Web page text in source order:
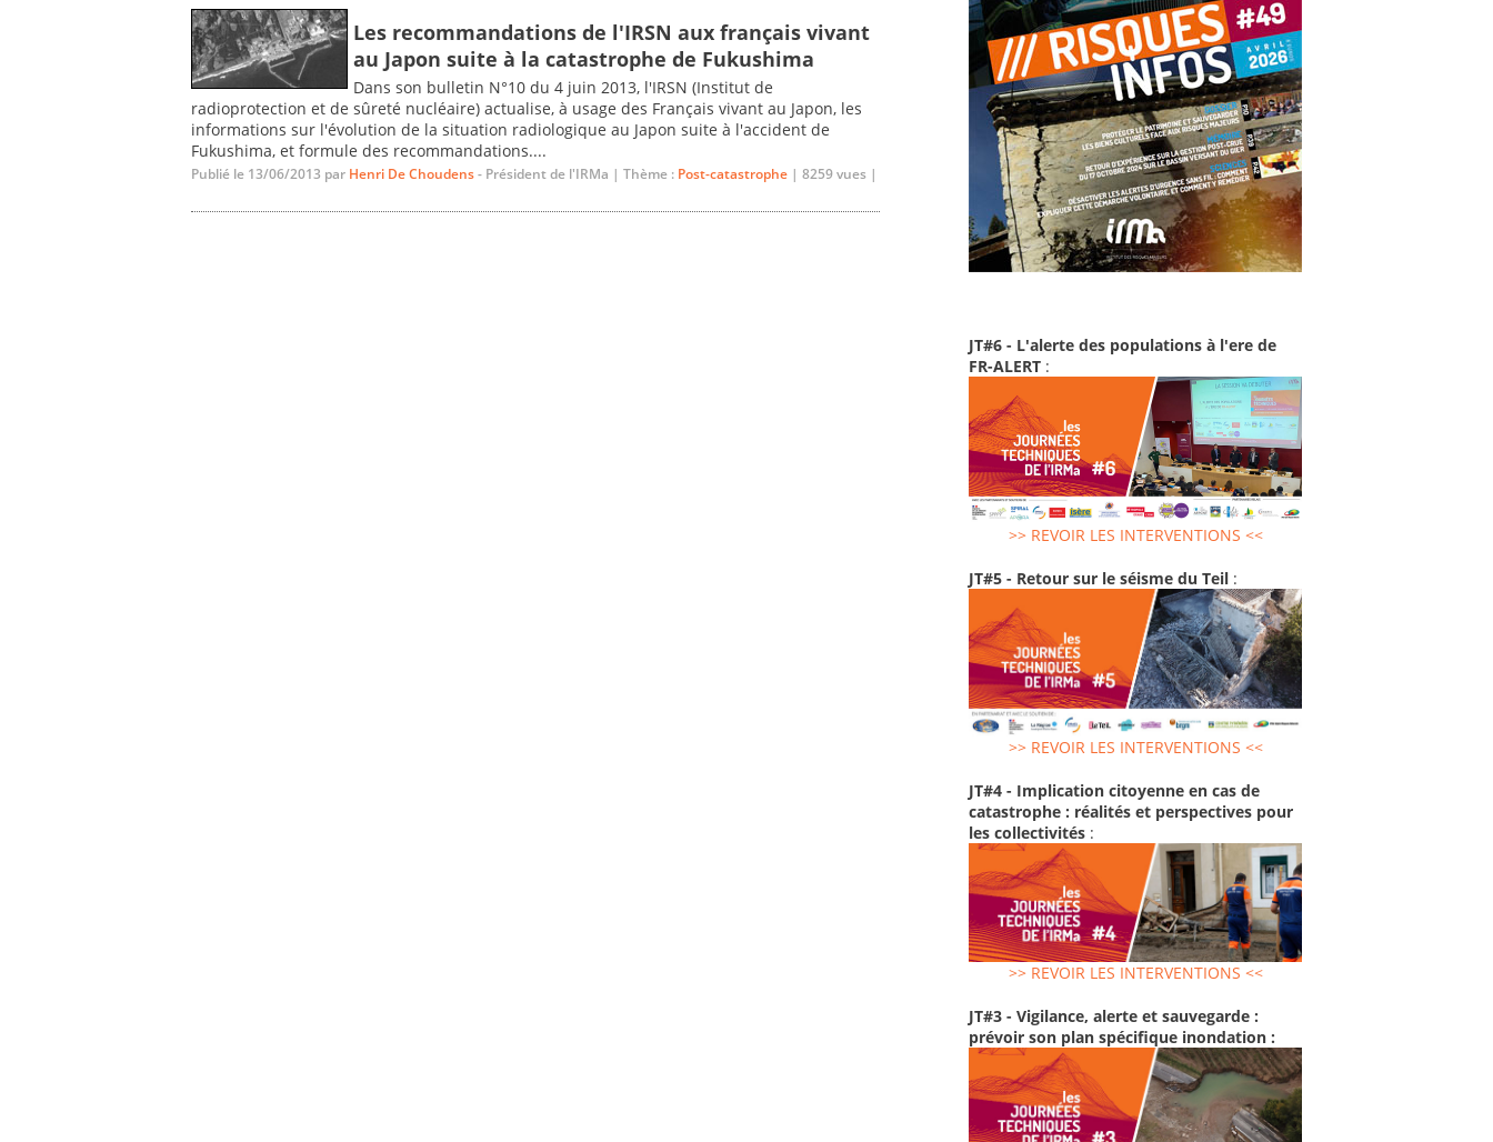
Les recommandations de l'IRSN aux français vivant
au Japon suite à la catastrophe de Fukushima
Dans son bulletin N°10 du 4 juin 2013, l'IRSN (Institut de
radioprotection et de sûreté nucléaire) actualise, à usage des Français vivant au Japon, les
informations sur l'évolution de la situation radiologique au Japon suite à l'accident de
Fukushima, et formule des recommandations....
Publié le 13/06/2013 par Henri De Choudens- Président de l'IRMa | Thème : Post-catastrophe | 8259 vues |
JT#6 - L'alerte des populations à l'ere de
FR-ALERT :
>> REVOIR LES INTERVENTIONS <<
JT#5 - Retour sur le séisme du Teil :
>> REVOIR LES INTERVENTIONS <<
JT#4 - Implication citoyenne en cas de
catastrophe : réalités et perspectives pour
les collectivités :
>> REVOIR LES INTERVENTIONS <<
JT#3 - Vigilance, alerte et sauvegarde :
prévoir son plan spécifique inondation :